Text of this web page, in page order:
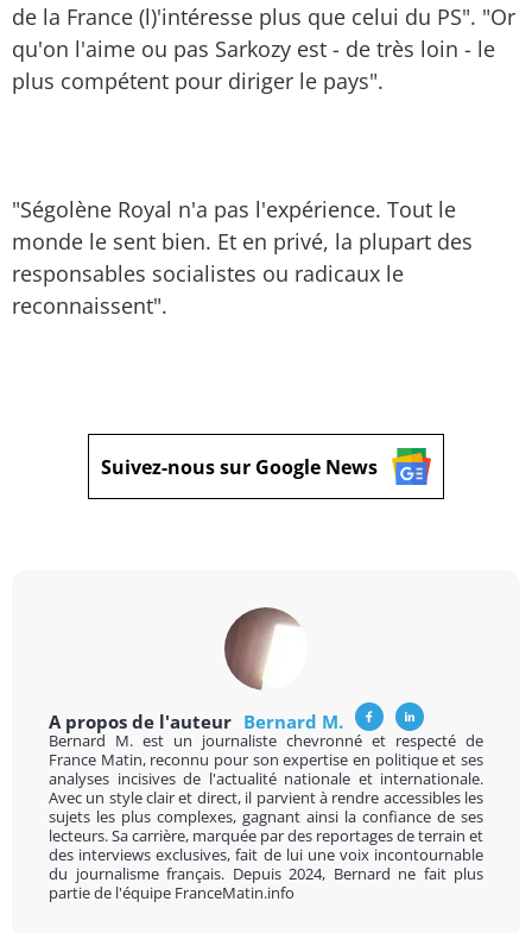
de la France (l)'intéresse plus que celui du PS". "Or
qu'on l'aime ou pas Sarkozy est - de très loin - le
plus compétent pour diriger le pays".
"Ségolène Royal n'a pas l'expérience. Tout le
monde le sent bien. Et en privé, la plupart des
responsables socialistes ou radicaux le
reconnaissent".
Suivez-nous sur Google News
A propos de l'auteur Bernard M.
Bernard M. est un journaliste chevronné et respecté de
France Matin, reconnu pour son expertise en politique et ses
analyses incisives de l'actualité nationale et internationale.
Avec un style clair et direct, il parvient à rendre accessibles les
sujets les plus complexes, gagnant ainsi la confiance de ses
lecteurs. Sa carrière, marquée par des reportages de terrain et
des interviews exclusives, fait de lui une voix incontournable
du journalisme français. Depuis 2024, Bernard ne fait plus
partie de l'équipe FranceMatin.info